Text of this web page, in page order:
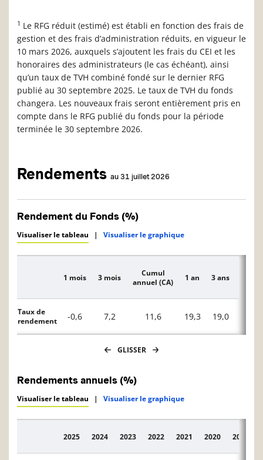
1 Le RFG réduit (estimé) est établi en fonction des frais de
gestion et des frais d’administration réduits, en vigueur le
10 mars 2026, auxquels s’ajoutent les frais du CEI et les
honoraires des administrateurs (le cas échéant), ainsi
qu’un taux de TVH combiné fondé sur le dernier RFG
publié au 30 septembre 2025. Le taux de TVH du fonds
changera. Les nouveaux frais seront entièrement pris en
compte dans le RFG publié du fonds pour la période
terminée le 30 septembre 2026.
Rendements au 31 juillet 2026
Rendement du Fonds (%)
Visualiser le tableau | Visualiser le graphique
Description
1 mois 3 mois
Cumul
annuel (CA)
1 an 3 ans
Taux de
rendement
-0,6 7,2 11,6 19,3 19,0
GLISSER
Rendements annuels (%)
Visualiser le tableau | Visualiser le graphique
Description
2025 2024 2023 2022 2021 2020 2019